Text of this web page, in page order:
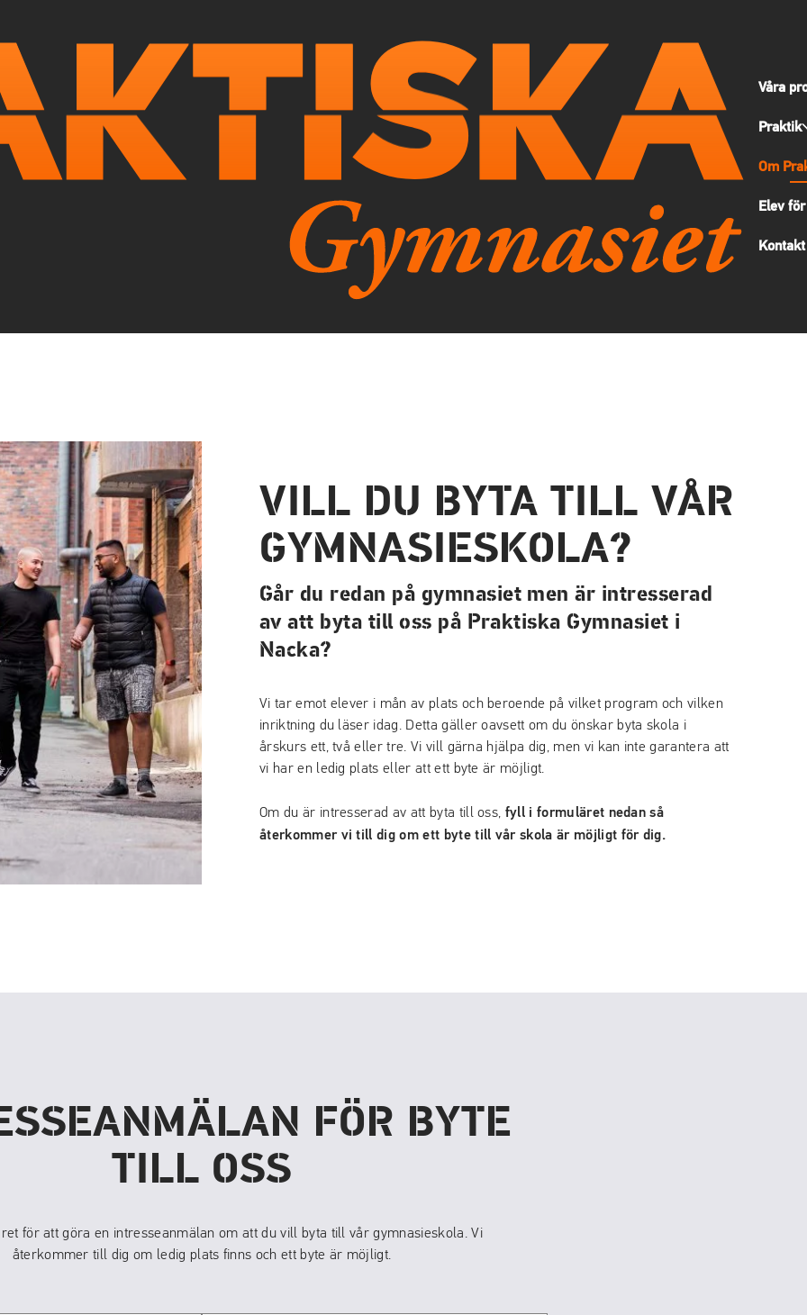
Våra
Praktik
Om
Elev
Kontakt
VILL DU BYTA TILL VÅR
GYMNASIESKOLA?
Går du redan på gymnasiet men är intresserad
av att byta till oss på Praktiska Gymnasiet i
Nacka?
Vi tar emot elever i mån av plats och beroende på vilket program och vilken
inriktning du läser idag. Detta gäller oavsett om du önskar byta skola i
årskurs ett, två eller tre. Vi vill gärna hjälpa dig, men vi kan inte garantera att
vi har en ledig plats eller att ett byte är möjligt.
Om du är intresserad av att byta till oss, fyll i formuläret nedan så
återkommer vi till dig om ett byte till vår skola är möjligt för dig.
FÖR BYTE
TILL OSS
för att göra en intresseanmälan om att du vill byta till vår gymnasieskola. Vi
återkommer till dig om ledig plats finns och ett byte är möjligt.